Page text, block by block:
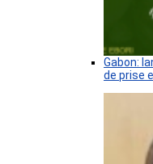
Gabon:
de prise